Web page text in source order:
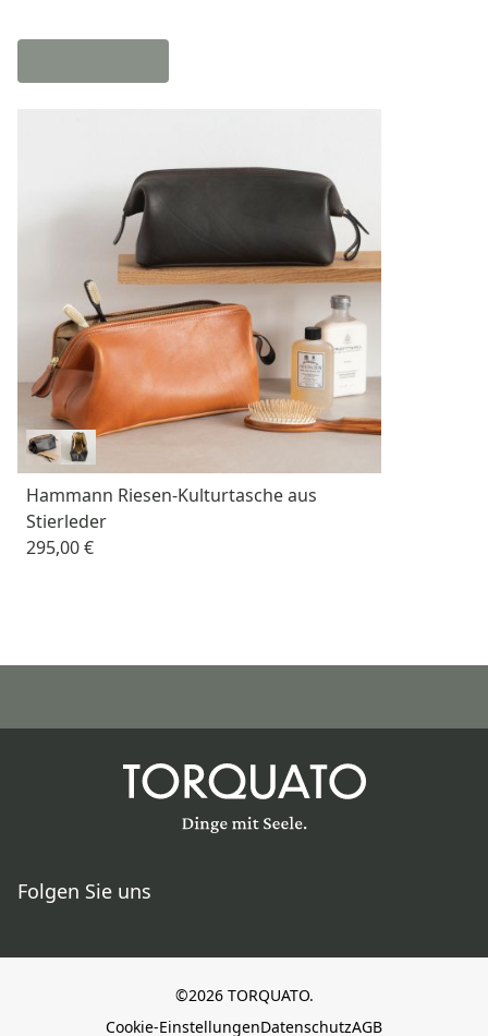
Hammann Riesen-Kulturtasche aus
Stierleder
295,00 €
Folgen Sie uns
©2026 TORQUATO.
Cookie-EinstellungenDatenschutzAGB